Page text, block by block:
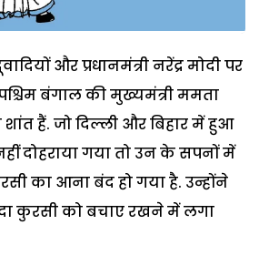
और प्रधानमंत्री नरेंद्र मोदी पर
बंगाल की मुख्यमंत्री ममता
हैं. जो दिल्ली और बिहार में हुआ
दोहराया गया तो उन के सपनों में
का आना बंद हो गया है. उन्होंने
कुरसी को बचाए रखने में लगा